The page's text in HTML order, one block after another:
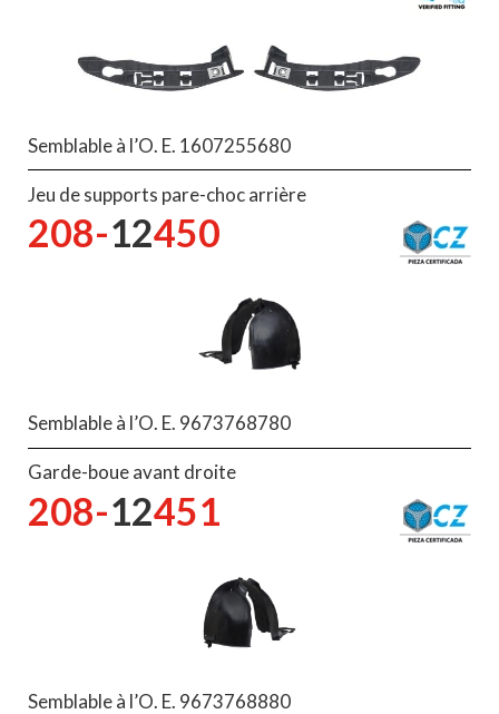
Semblable à l’O. E. 1607255680
Jeu de supports pare-choc arrière
208-12450
Semblable à l’O. E. 9673768780
Garde-boue avant droite
208-12451
Semblable à l’O. E. 9673768880